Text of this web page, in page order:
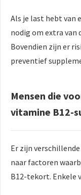
Als je last hebt van
nodig om extra van
Bovendien zijn er
preventief
Mensen die
vitamine B12-
Er zijn
naar factoren
B12-tekort. Enkele